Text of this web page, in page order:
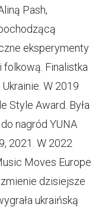
Pash,
eksperymenty
folkową. Finalistka
W 2019
Style Award. Była
nagród YUNA
2021. W 2022
Moves Europe
dzisiejsze
ukraińską